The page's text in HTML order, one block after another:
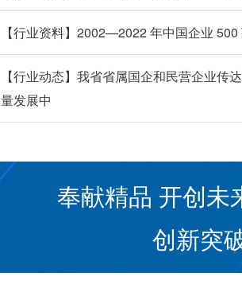
【行业资料】2002—2022 年中国企业
【行业动态】我省省属国企和民营企业
量发展中
奉献精品 开创未
创新突